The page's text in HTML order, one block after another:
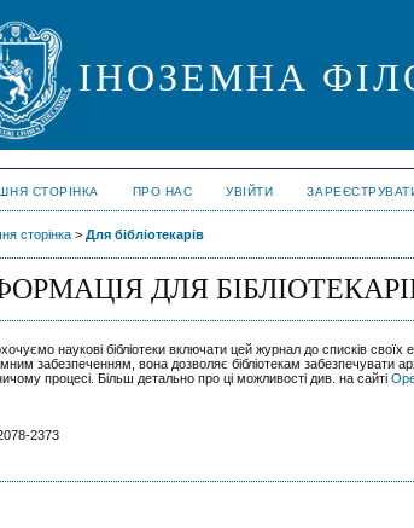
ІНОЗЕМНА
СТОРІНКА ПРО НАС УВІЙТИ
сторінка >Для бібліотекарів
ДЛЯ
наукові бібліотеки включати цей журнал до списків своїх
забезпеченням, вона дозволяє бібліотекам забезпечувати
процесі. Більш детально про ці можливості див. на сайті
2373